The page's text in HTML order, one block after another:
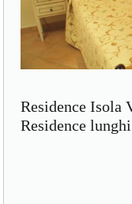
Residence Isola
Residence